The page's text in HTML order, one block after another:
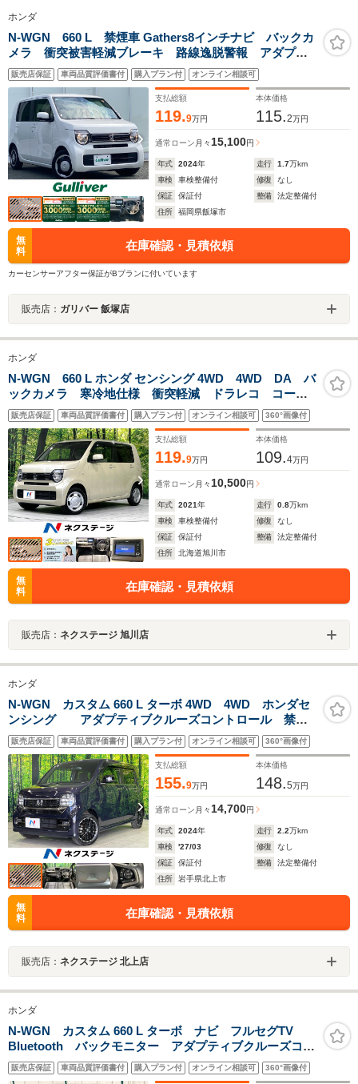
ホンダ
N-WGN 660 L 禁煙車 Gathers8インチナビ バックカ
メラ 衝突被害軽減ブレーキ 路線逸脱警報 アダプテ
ィブクルーズコントロール コーナーセンサー 電動パ
ーキングブレーキ オートブレーキホールド ETC シ
ートヒーター
販売店保証 車両品質評価書付 購入プラン付 オンライン相談可
支払総額
119.9万円
本体価格
115.2万円
通常ローン 月々 15,100円
年式 2024年 走行 1.7万km
車検
車検整備付 修復
なし
保証
保証付 整備
法定整備付
住所
福岡県飯塚市
無
料
在庫確認・見積依頼
カーセンサーアフター保証がBプランに付いています
販売店： ガリバー 飯塚店
ホンダ
N-WGN 660 L ホンダ センシング 4WD 4WD DA バ
ックカメラ 寒冷地仕様 衝突軽減 ドラレコ コーナ
ーセンサー シートヒーター スマートキー ETC オ
ートハイビーム オートライト オートエアコン
Bluetooth 地デジ
販売店保証 車両品質評価書付 購入プラン付 オンライン相談可 360°画像付
支払総額
119.9万円
本体価格
109.4万円
通常ローン 月々 10,500円
年式 2021年 走行 0.8万km
車検
車検整備付 修復
なし
保証
保証付 整備
法定整備付
住所
北海道旭川市
無
料
在庫確認・見積依頼
販売店： ネクステージ 旭川店
ホンダ
N-WGN カスタム 660 L ターボ 4WD 4WD ホンダセ
ンシング アダプティブクルーズコントロール 禁煙
車 コーナーセンサー スマートキー LEDヘッド 純
正15インチアルミ オートハイビーム 車線逸脱警報
オートライト オートエアコン
販売店保証 車両品質評価書付 購入プラン付 オンライン相談可 360°画像付
支払総額
155.9万円
本体価格
148.5万円
通常ローン 月々14,700円
年式 2024年 走行 2.2万km
車検
'27/03 修復
なし
保証
保証付 整備
法定整備付
住所
岩手県北上市
無
料
在庫確認・見積依頼
販売店： ネクステージ 北上店
ホンダ
N-WGN カスタム 660 L ターボ ナビ フルセグTV
Bluetooth バックモニター アダプティブクルーズコン
トロール 前席シートヒーター クリアランスソナー
パドルシフト ビルトインETC プラズマクラスター搭
販売店保証 車両品質評価書付 購入プラン付 オンライン相談可 360°画像付